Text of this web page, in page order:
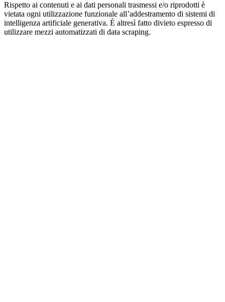
Rispetto ai contenuti e ai dati personali trasmessi e/o riprodotti è
vietata ogni utilizzazione funzionale all’addestramento di sistemi di
intelligenza artificiale generativa. È altresì fatto divieto espresso di
utilizzare mezzi automatizzati di data scraping.